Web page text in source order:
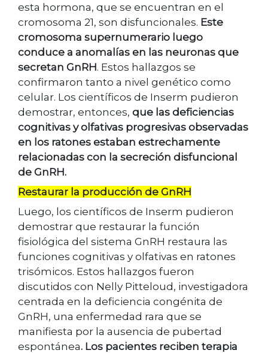
esta hormona, que se encuentran en el
cromosoma 21, son disfuncionales. Este
cromosoma supernumerario luego
conduce a anomalías en las neuronas que
secretan GnRH. Estos hallazgos se
confirmaron tanto a nivel genético como
celular. Los científicos de Inserm pudieron
demostrar, entonces, que las deficiencias
cognitivas y olfativas progresivas observadas
en los ratones estaban estrechamente
relacionadas con la secreción disfuncional
de GnRH.
Restaurar la producción de GnRH
Luego, los científicos de Inserm pudieron
demostrar que restaurar la función
fisiológica del sistema GnRH restaura las
funciones cognitivas y olfativas en ratones
trisómicos. Estos hallazgos fueron
discutidos con Nelly Pitteloud, investigadora
centrada en la deficiencia congénita de
GnRH, una enfermedad rara que se
manifiesta por la ausencia de pubertad
espontánea. Los pacientes reciben terapia